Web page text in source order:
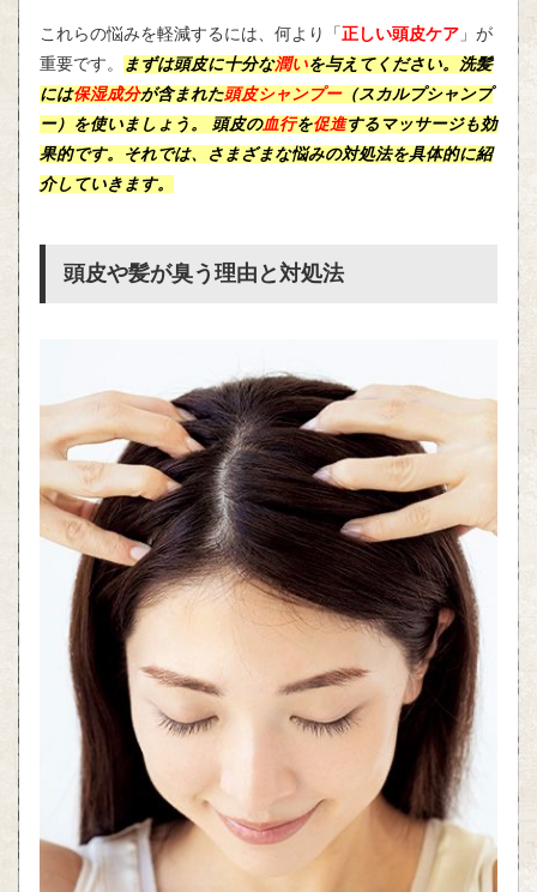
これらの悩みを軽減するには、何より「正しい頭皮ケア」が
重要です。
まずは頭皮に十分な潤いを与えてください。洗髪
には保湿成分が含まれた頭皮シャンプー（スカルプシャンプ
ー）を使いましょう。 頭皮の血行を促進する マッサージも効
果的です。それでは、さまざまな悩みの対処法を具体的に紹
介していきます。
頭皮や髪が臭う理由と対処法